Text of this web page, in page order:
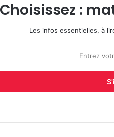
Choisissez :
Les infos essentielles, à